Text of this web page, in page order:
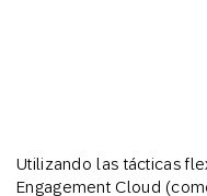
Utilizando las tácticas
Engagement Cloud